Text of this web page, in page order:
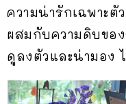
ความน่ารักเฉพาะตั
ผสมกับความดิบขอ
ดูลงตัวและน่ามอง